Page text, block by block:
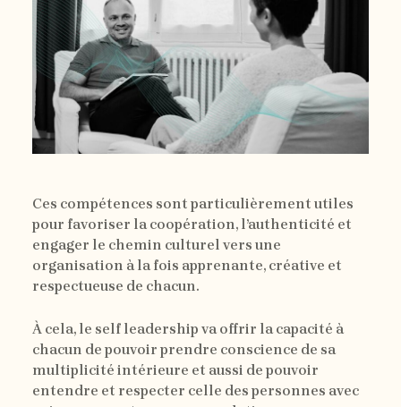
Ces compétences sont particulièrement utiles
pour favoriser la coopération, l’authenticité et
engager le chemin culturel vers une
organisation à la fois apprenante, créative et
respectueuse de chacun.
À cela, le self leadership va offrir la capacité à
chacun de pouvoir prendre conscience de sa
multiplicité intérieure et aussi de pouvoir
entendre et respecter celle des personnes avec